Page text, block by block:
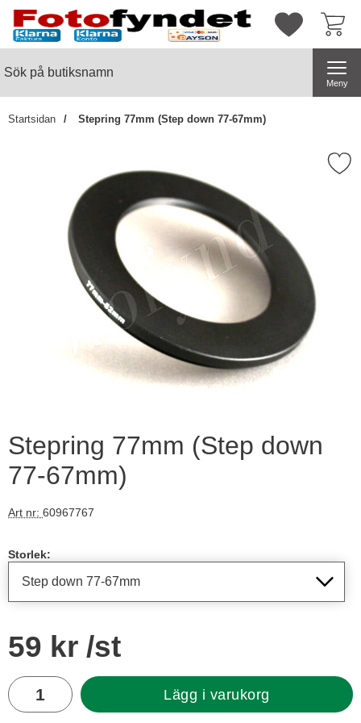
Startsidan för butiksnamn
Mina
Meny
Startsidan Stepring 77mm (Step down 77-67mm)
Markera stepring 77mm (Step
Stepring 77mm (Step down
77-67mm)
Art nr: 60967767
Storlek:
pris
59 kr /st
antal
Lägg i varukorg